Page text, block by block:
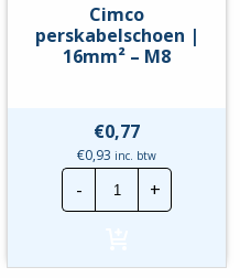
Cimco
perskabelschoen |
16mm² – M8
€0,77
€0,93 inc. btw
-
Cimco
|
M8
+